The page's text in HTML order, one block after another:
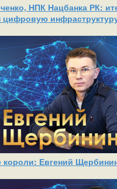
НПК Нацбанка РК:
цифровую
Евгений